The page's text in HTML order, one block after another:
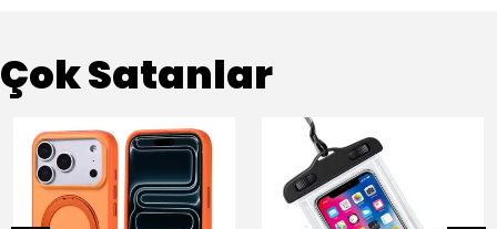
Çok Satanlar